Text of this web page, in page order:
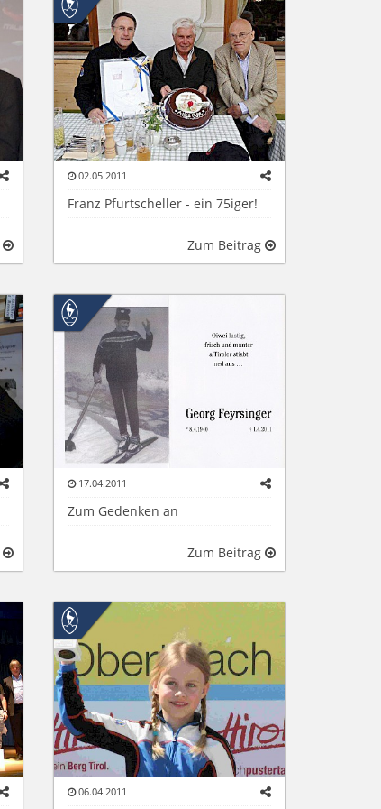
02.05.2011
Franz Pfurtscheller - ein 75iger!
Zum Beitrag
17.04.2011
Zum Gedenken an
Zum Beitrag
06.04.2011